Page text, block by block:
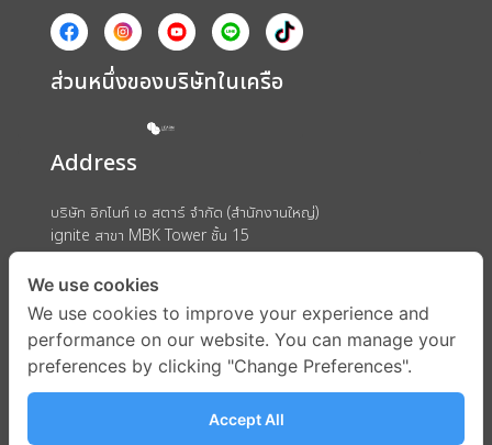
ส่วนหนึ่งของบริษัทในเครือ
Address
บริษัท อิกไนท์ เอ สตาร์ จำกัด (สำนักงานใหญ่)
ignite สาขา MBK Tower ชั้น 15
ถนนพญาไท แขวงวังใหม่ เขตปทุมวัน กรุงเทพมหานคร 10330
We use cookies
We use cookies to improve your experience and
performance on our website. You can manage your
preferences by clicking "Change Preferences".
Accept All